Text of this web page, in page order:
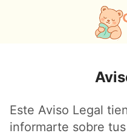
Este Aviso Legal
informarte sobre